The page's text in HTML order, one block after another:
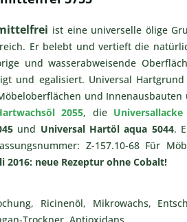
ist eine universelle ölige
Er belebt und vertieft die
und wasserabweisende
und egalisiert. Universal
und
2055, die
und Universal Hartöl aqua 5044.
Z-157.10-68 Für
2016: neue Rezeptur ohne Cobalt!
Ricinenöl, Mikrowachs,